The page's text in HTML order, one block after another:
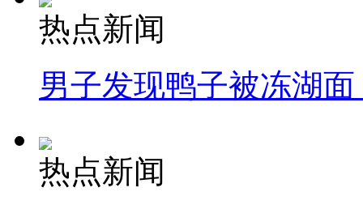
热点新闻
男子发现鸭子被冻湖
热点新闻